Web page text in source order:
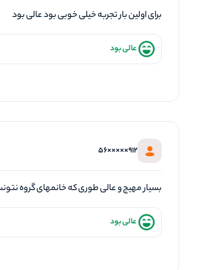
برای اولین بار تجربه خیلی خوبی بود عالی بود
عالی بود
912×××××56
بسیار مهیج و عالی طوری که خانمهای گروه
عالی بود